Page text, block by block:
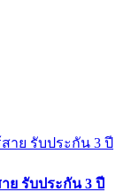
าย รับประกัน 3 ปี